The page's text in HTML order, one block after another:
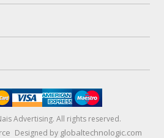
Advertising. All rights reserved.
Designed by globaltechnologic.com